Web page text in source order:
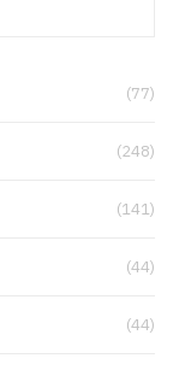
(77)
(248)
(141)
(44)
(44)